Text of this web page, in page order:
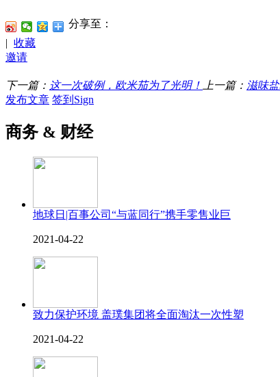
分享至：
| 收藏
邀请
下一篇： 这一次破例，欧米茄为了光明！ 上一篇： 滋味
发布文章 签到Sign
商务 & 财经
地球日|百事公司“与蓝同行”携手零售业巨
2021-04-22
致力保护环境 盖璞集团将全面淘汰一次性塑
2021-04-22